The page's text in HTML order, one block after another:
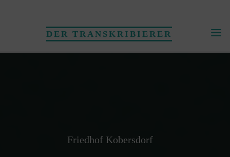
DER TRANSKRIBIERER
Friedhof Kobersdorf